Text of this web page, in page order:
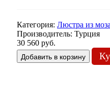
Категория: Люстра из
Производитель: Турция
30 560 руб.